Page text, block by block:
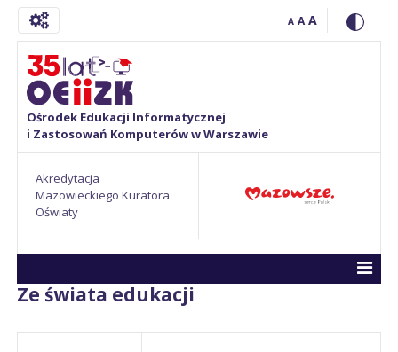
A A A
Ośrodek Edukacji Informatycznej
i Zastosowań Komputerów w Warszawie
Akredytacja
Mazowieckiego Kuratora
Oświaty
Ze świata edukacji